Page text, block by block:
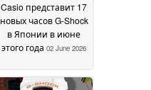
Casio представит 17
новых часов G-Shock
в Японии в июне
этого года 02 June 2026